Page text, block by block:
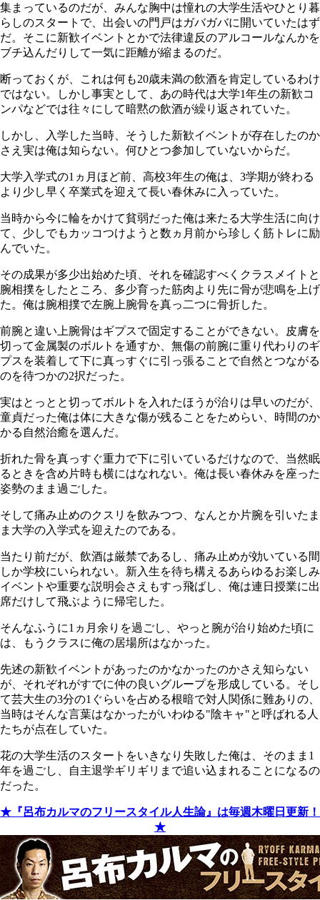
集まっているのだが、みんな胸中は憧れの大学生活やひとり暮
らしのスタートで、出会いの門戸はガバガバに開いていたはず
だ。そこに新歓イベントとかで法律違反のアルコールなんかを
ブチ込んだりして一気に距離が縮まるのだ。
断っておくが、これは何も20歳未満の飲酒を肯定しているわけ
ではない。しかし事実として、あの時代は大学1年生の新歓コ
ンパなどでは往々にして暗黙の飲酒が繰り返されていた。
しかし、入学した当時、そうした新歓イベントが存在したのか
さえ実は俺は知らない。何ひとつ参加していないからだ。
大学入学式の1ヵ月ほど前、高校3年生の俺は、3学期が終わる
より少し早く卒業式を迎えて長い春休みに入っていた。
当時から今に輪をかけて貧弱だった俺は来たる大学生活に向け
て、少しでもカッコつけようと数ヵ月前から珍しく筋トレに励
んでいた。
その成果が多少出始めた頃、それを確認すべくクラスメイトと
腕相撲をしたところ、多少育った筋肉より先に骨が悲鳴を上げ
た。俺は腕相撲で左腕上腕骨を真っ二つに骨折した。
前腕と違い上腕骨はギプスで固定することができない。皮膚を
切って金属製のボルトを通すか、無傷の前腕に重り代わりのギ
プスを装着して下に真っすぐに引っ張ることで自然とつながる
のを待つかの2択だった。
実はとっとと切ってボルトを入れたほうが治りは早いのだが、
童貞だった俺は体に大きな傷が残ることをためらい、時間のか
かる自然治癒を選んだ。
折れた骨を真っすぐ重力で下に引いているだけなので、当然眠
るときを含め片時も横にはなれない。俺は長い春休みを座った
姿勢のまま過ごした。
そして痛み止めのクスリを飲みつつ、なんとか片腕を引いたま
ま大学の入学式を迎えたのである。
当たり前だが、飲酒は厳禁であるし、痛み止めが効いている間
しか学校にいられない。新入生を待ち構えるあらゆるお楽しみ
イベントや重要な説明会さえもすっ飛ばし、俺は連日授業に出
席だけして飛ぶように帰宅した。
そんなふうに1ヵ月余りを過ごし、やっと腕が治り始めた頃に
は、もうクラスに俺の居場所はなかった。
先述の新歓イベントがあったのかなかったのかさえ知らない
が、それぞれがすでに仲の良いグループを形成している。そし
て芸大生の3分の1ぐらいを占める根暗で対人関係に難ありの、
当時はそんな言葉はなかったがいわゆる"陰キャ"と呼ばれる人
たちが点在していた。
花の大学生活のスタートをいきなり失敗した俺は、そのまま1
年を過ごし、自主退学ギリギリまで追い込まれることになるの
だった。
★『呂布カルマのフリースタイル人生論』は毎週木曜日更新！
★